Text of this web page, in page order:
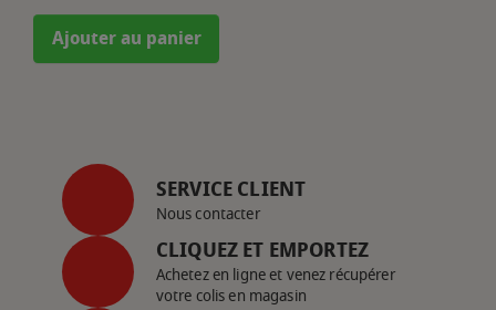
Ajouter au panier
SERVICE CLIENT
Nous contacter
CLIQUEZ ET EMPORTEZ
Achetez en ligne et venez récupérer
votre colis en magasin